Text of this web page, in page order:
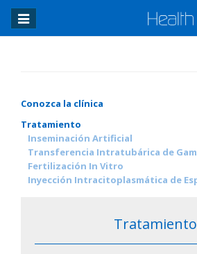
Toggle
navigation
Conozca la clínica
Tratamiento
Inseminación Artificial
Transferencia Intratubárica de
Fertilización In Vitro
Inyección Intracitoplasmática de
Tratamiento